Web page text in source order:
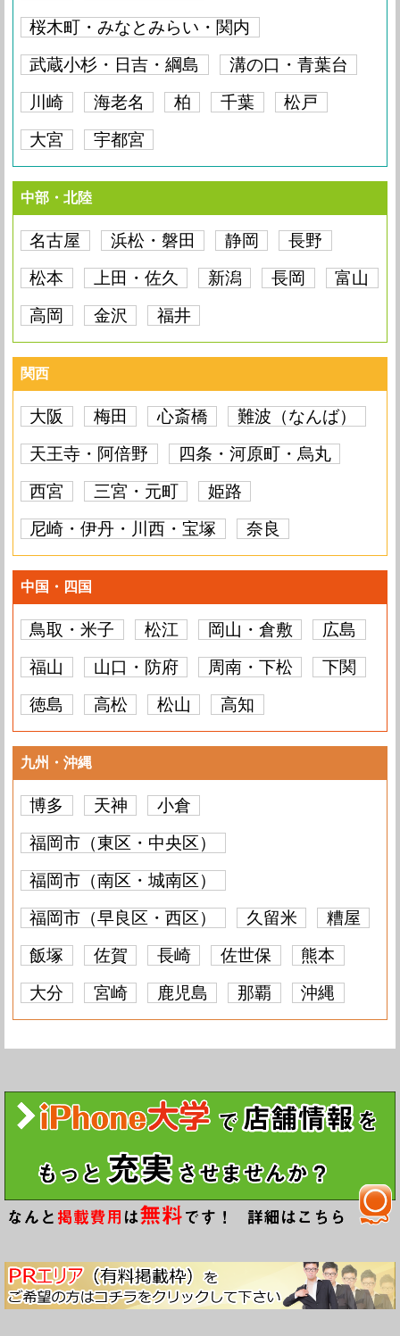
桜木町・みなとみらい・関内
武蔵小杉・日吉・綱島
溝の口・青葉台
川崎
海老名 柏 千葉
松戸
大宮
宇都宮
中部・北陸
名古屋 浜松・磐田 静岡
長野
松本
上田・佐久 新潟 長岡
富山
高岡
金沢 福井
関西
大阪 梅田 心斎橋
難波（なんば）
天王寺・阿倍野
四条・河原町・烏丸
西宮
三宮・元町
姫路
尼崎・伊丹・川西・宝塚
奈良
中国・四国
鳥取・米子 松江 岡山・倉敷
広島
福山
山口・防府 周南・下松
下関
徳島
高松 松山 高知
九州・沖縄
博多 天神
小倉
福岡市（東区・中央区）
福岡市（南区・城南区）
福岡市（早良区・西区）
久留米
糟屋
飯塚
佐賀 長崎 佐世保
熊本
大分
宮崎 鹿児島 那覇 沖縄